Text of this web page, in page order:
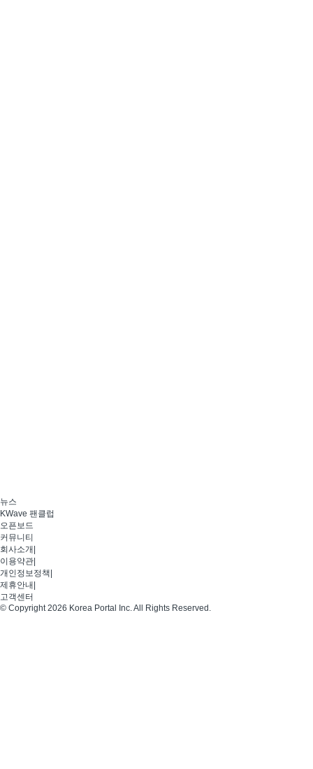
뉴스
KWave 팬클럽
오픈보드
커뮤니티
회사소개
이용약관
개인정보정책
제휴안내
고객센터
© Copyright 2026 Korea Portal Inc. All Rights Reserved.